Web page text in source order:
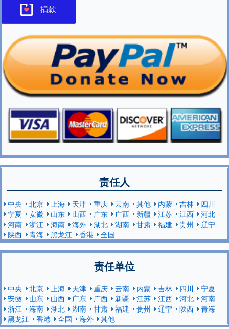
捐款
责任人
中央 北京 上海 天津 重庆 云南 其他 内蒙 吉林
四川
宁夏
安徽 山东 山西 广东 广西 新疆 江苏 江西
河北
河南
浙江 海南 海外 湖北 湖南 甘肃 福建 贵州
辽宁
陕西
青海 黑龙江 香港 全国
责任单位
中央 北京 上海 天津 重庆 云南 内蒙 吉林 四川
宁夏
安徽
山东 山西 广东 广西 新疆 江苏 江西 河北
河南
浙江
海南 湖北 湖南 甘肃 福建 贵州 辽宁 陕西
青海
黑龙江
香港 全国 海外 其他